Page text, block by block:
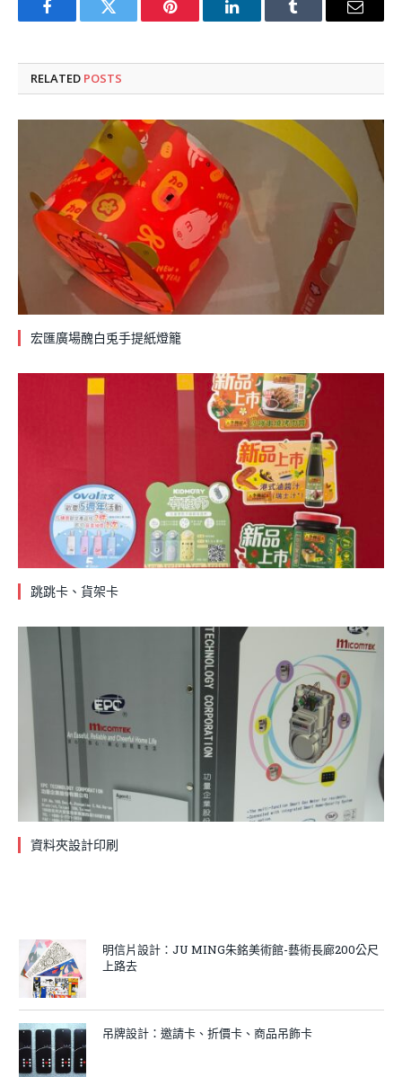
FacebookTwitter Pinterest LinkedInTumblr Email
RELATED POSTS
宏匯廣場醜白兎手提紙燈籠
跳跳卡、貨架卡
資料夾設計印刷
明信片設計：JU MING朱銘美術館-藝術長廊200公尺
上路去
吊牌設計：邀請卡、折價卡、商品吊飾卡